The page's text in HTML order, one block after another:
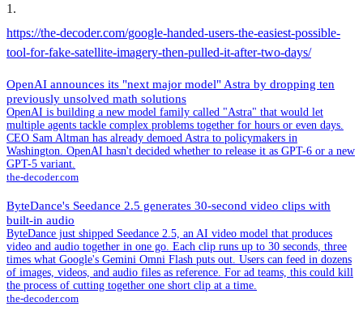
1 .
https://the-decoder.com/google-handed-users-the-easiest-possible-
tool-for-fake-satellite-imagery-then-pulled-it-after-two-days/
OpenAI announces its "next major model" Astra by dropping ten
previously unsolved math solutions
OpenAI is building a new model family called "Astra" that would let
multiple agents tackle complex problems together for hours or even days.
CEO Sam Altman has already demoed Astra to policymakers in
Washington. OpenAI hasn't decided whether to release it as GPT-6 or a new
GPT-5 variant.
the-decoder.com
ByteDance's Seedance 2.5 generates 30-second video clips with
built-in audio
ByteDance just shipped Seedance 2.5, an AI video model that produces
video and audio together in one go. Each clip runs up to 30 seconds, three
times what Google's Gemini Omni Flash puts out. Users can feed in dozens
of images, videos, and audio files as reference. For ad teams, this could kill
the process of cutting together one short clip at a time.
the-decoder.com